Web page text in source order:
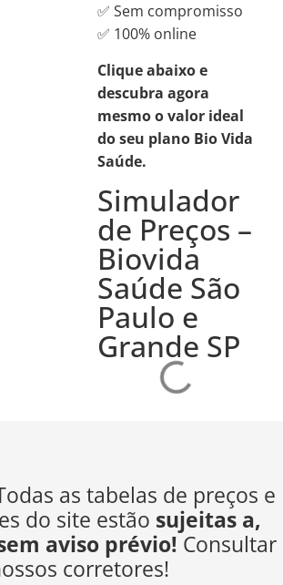
✅ Sem compromisso
✅ 100% online
Clique abaixo e
descubra agora
mesmo o valor ideal
do seu plano Bio Vida
Saúde.
Simulador
de Preços –
Biovida
Saúde São
Paulo e
Grande SP
as tabelas de preços e
do site estão sujeitas a,
aviso prévio! Consultar
corretores!